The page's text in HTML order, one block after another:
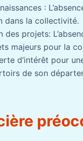
:
dans la collectivité.
des projets:
majeurs pour la
d’intérêt pour
de son